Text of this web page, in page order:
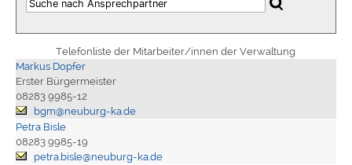
Telefonliste der Mitarbeiter/innen der Verwaltung
Markus Dopfer
Erster Bürgermeister
08283 9985-12
bgm@neuburg-ka.de
Petra Bisle
08283 9985-19
petra.bisle@neuburg-ka.de